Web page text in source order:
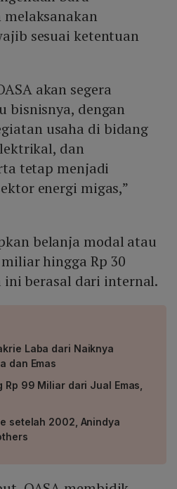
melaksanakan
sesuai ketentuan
akan segera
bisnisnya, dengan
usaha di bidang
dan
tetap menjadi
energi migas,”
belanja modal atau
miliar hingga Rp 30
ini berasal dari internal.
Laba dari Naiknya
dan Emas
Rp 99 Miliar dari Jual Emas,
setelah 2002, Anindya